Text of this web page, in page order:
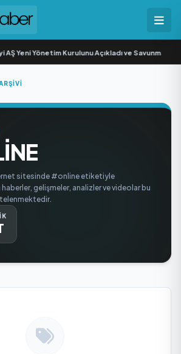
AŞ Yeni Yönetim Kurulunu Açıkladı ve Savunma
sitesinde #online etiketiyle
haberler, gelişmeler, analizler ve videolar bu